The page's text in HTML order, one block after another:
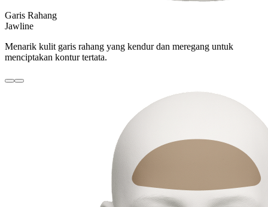
Garis Rahang
Jawline
Menarik kulit garis rahang yang kendur dan meregang untuk
menciptakan kontur tertata.